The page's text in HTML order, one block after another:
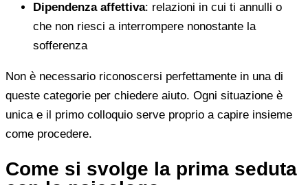
Dipendenza affettiva: relazioni in cui ti annulli o
che non riesci a interrompere nonostante la
sofferenza
Non è necessario riconoscersi perfettamente in una di
queste categorie per chiedere aiuto. Ogni situazione è
unica e il primo colloquio serve proprio a capire insieme
come procedere.
Come si svolge la prima seduta